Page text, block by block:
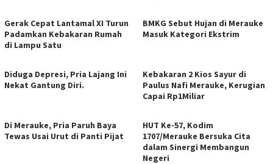
Gerak Cepat Lantamal XI Turun
Padamkan Kebakaran Rumah
di Lampu Satu
BMKG Sebut Hujan di Merauke
Masuk Kategori Ekstrim
Diduga Depresi, Pria Lajang Ini
Nekat Gantung Diri.
Kebakaran 2 Kios Sayur di
Paulus Nafi Merauke, Kerugian
Capai Rp1Miliar
Di Merauke, Pria Paruh Baya
Tewas Usai Urut di Panti Pijat
HUT Ke-57, Kodim
1707/Merauke Bersuka Cita
dalam Sinergi Membangun
Negeri